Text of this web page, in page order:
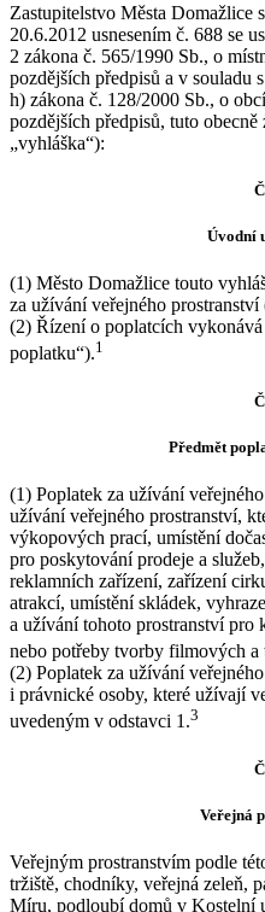
Zastupitelstvo Města Domažlice
20.6.2012 usnesením č. 688 se
2 zákona č. 565/1990 Sb., o
pozdějších předpisů a v souladu
h) zákona č. 128/2000 Sb., o
pozdějších předpisů, tuto
„vyhláška“):
Úvodní
(1) Město Domažlice touto
za užívání veřejného prostranství
(2) Řízení o poplatcích
poplatku“).1
Předmět
(1) Poplatek za užívání
užívání veřejného prostranství,
výkopových prací, umístění
pro poskytování prodeje a
reklamních zařízení, zařízení
atrakcí, umístění skládek,
a užívání tohoto prostranství pro
nebo potřeby tvorby filmových a
(2) Poplatek za užívání
i právnické osoby, které užívají
uvedeným v odstavci 1.3
Veřejná
Veřejným prostranstvím podle
tržiště, chodníky, veřejná zeleň,
Míru, podloubí domů v Kostelní